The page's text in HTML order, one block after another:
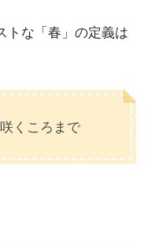
トな「春」の定義は
くころまで